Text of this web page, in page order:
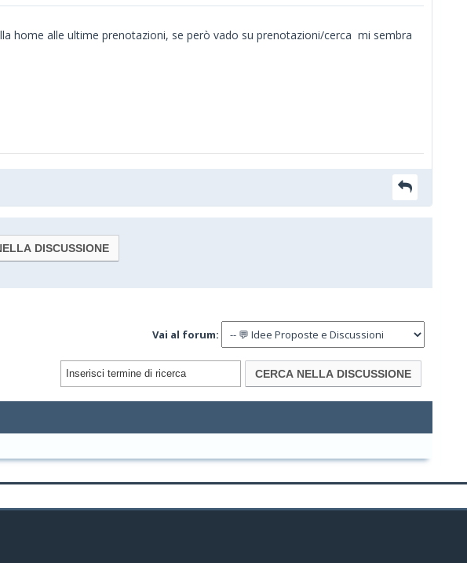
home alle ultime prenotazioni, se però vado su prenotazioni/cerca mi sembra
Vai al forum: